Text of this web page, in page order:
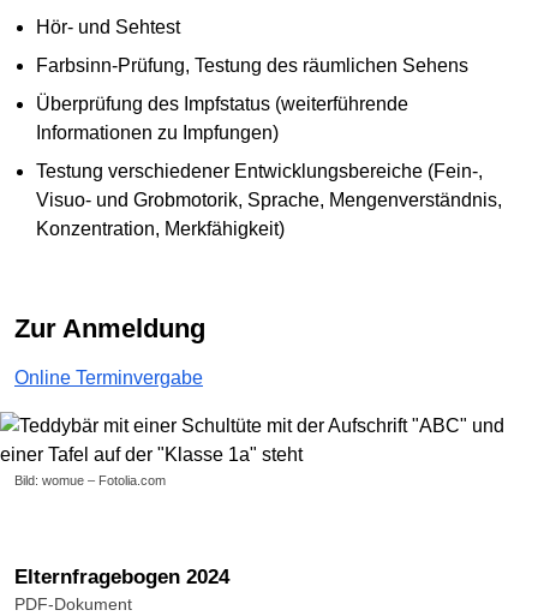
Bild: womue – Fotolia.com
Hör- und Sehtest
Farbsinn-Prüfung, Testung des räumlichen Sehens
Überprüfung des Impfstatus (weiterführende
Informationen zu Impfungen)
Testung verschiedener Entwicklungsbereiche (Fein-,
Visuo- und Grobmotorik, Sprache, Mengenverständnis,
Konzentration, Merkfähigkeit)
zur Anmeldung
Online Terminvergabe
Elternfragebogen 2024
PDF-Dokument